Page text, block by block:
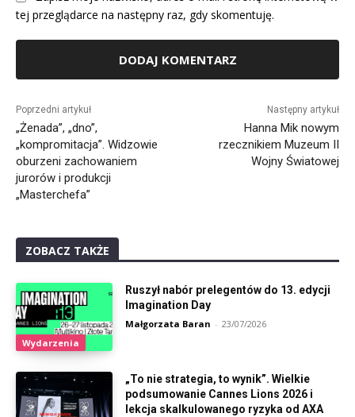
tej przeglądarce na następny raz, gdy skomentuję.
Poprzedni artykuł
„Żenada”, „dno”,
„kompromitacja”. Widzowie
oburzeni zachowaniem
jurorów i produkcji
„Masterchefa”
Następny artykuł
Hanna Mik nowym
rzecznikiem Muzeum II
Wojny Światowej
ZOBACZ TAKŻE
Wydarzenia
Ruszył nabór prelegentów do 13. edycji
Imagination Day
Małgorzata Baran - 23/07/2026
„To nie strategia, to wynik”. Wielkie
podsumowanie Cannes Lions 2026 i
lekcja skalkulowanego ryzyka od AXA